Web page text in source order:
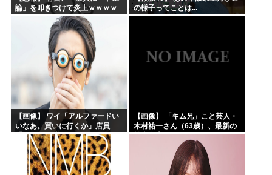
論」を叩きつけて炎上ｗｗｗｗ
の様子ってことは...
【画像】 ワイ「アルファードい
いなあ。買いに行くか」店員
「ほいっ見積もりな！」ワイ
「金額おかしくね？」←お前ら
もそう思うよな？？？？？
【画像】 「キム兄」こと芸人・
木村祐一さん（63歳）、最新の
松本人志さんとのツーショット
が完全に別人だとネット騒然！
「マジで誰かわからん」...